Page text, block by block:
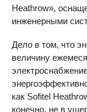
Heathrow»,
инженерными
Дело в том, что
величину
как Sofitel
конечно, не в